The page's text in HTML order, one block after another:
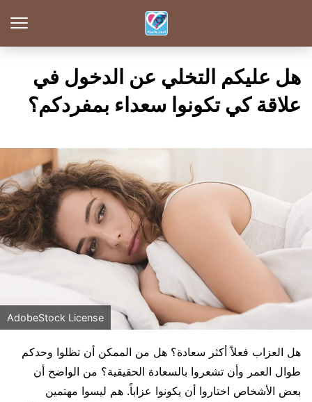
هل عليكم التخلي عن الدخول في
علاقة كي تكونوا سعداء بمفردكم؟
AdobeStock License
هل العزاب فعلاً أكثر سعادة؟ هل من الممكن أن تظلوا وحدكم
طوال العمر وأن تشعروا بالسعادة الحقيقية؟ من الواضح أن
بعض الأشخاص اختاروا أن يكونوا عزاباً. هم ليسوا مهتمين